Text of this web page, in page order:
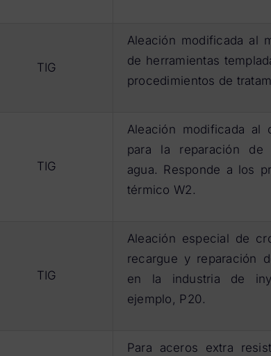
TIG
Aleación modificada al
de herramientas
procedimientos de
TIG
Aleación modificada al
para la reparación de
agua. Responde a los
térmico W2.
TIG
Aleación especial de
recargue y reparación
en la industria de
ejemplo, P20.
Para aceros extra